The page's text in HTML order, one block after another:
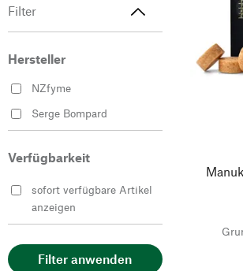
Filter
Hersteller
NZfyme
Serge Bompard
Verfügbarkeit
sofort verfügbare Artikel
anzeigen
Filter anwenden